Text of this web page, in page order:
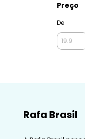
Preço
De
Rafa Brasil